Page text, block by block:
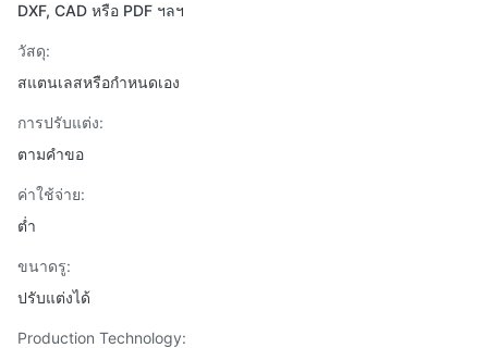
DXF, CAD หรือ PDF ฯลฯ
วัสดุ:
สแตนเลสหรือกำหนดเอง
การปรับแต่ง:
ตามคำขอ
ค่าใช้จ่าย:
ต่ำ
ขนาดรู:
ปรับแต่งได้
Production Technology: